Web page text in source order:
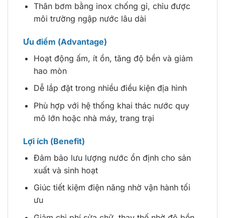
Thân bơm bằng inox chống gỉ, chỉu được
môi trường ngập nước lâu dài
Ưu điểm (Advantage)
Hoạt động ấm, ít ồn, tăng độ bền và giảm
hao mòn
Dễ lắp đặt trong nhiều điều kiện địa hình
Phù hợp với hệ thống khai thác nước quy
mô lớn hoặc nhà máy, trang trại
Lợi ích (Benefit)
Đảm bảo lưu lượng nước ổn định cho sản
xuất và sinh hoạt
Giúc tiết kiệm điện năng nhờ vận hành tối
ưu